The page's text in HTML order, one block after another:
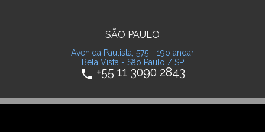
SÃO PAULO
Avenida Paulista, 575 - 19o andar
Bela Vista - São Paulo / SP
phone +55 11 3090 2843